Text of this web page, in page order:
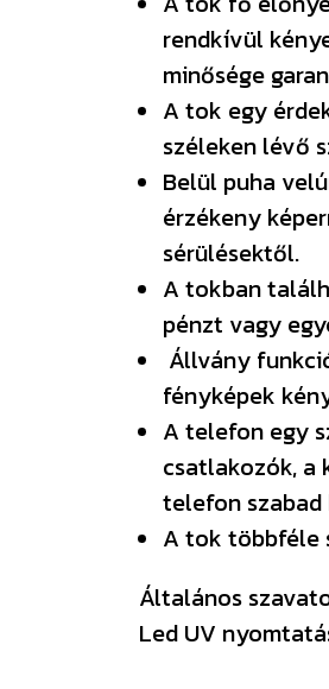
rendkívül
minősége
A tok egy
széleken lévő
Belül puha
érzékeny
sérülésektől.
A tokban
pénzt vagy
Állvány
fényképek
A telefon egy
csatlakozók, a
telefon
A tok többféle
Általános
Led UV